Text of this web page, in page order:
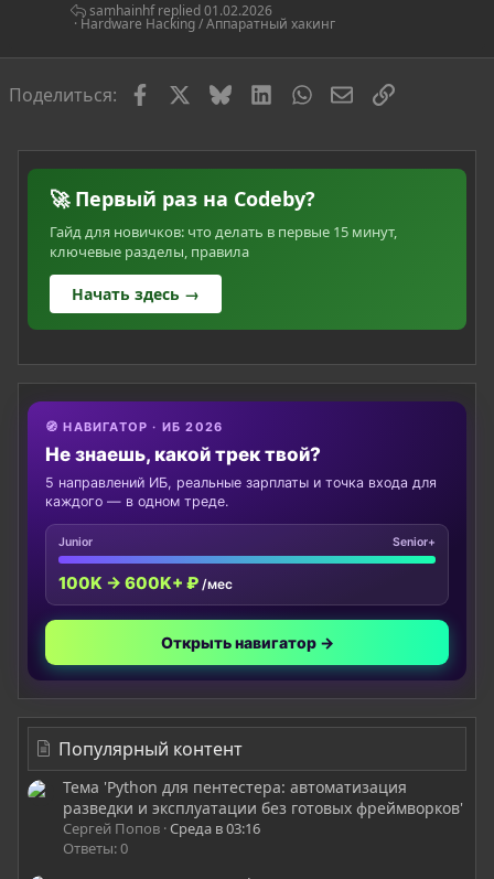
Hardware Hacking / Аппаратный хакинг
01.02.2026
samhainhf
Поделиться: FacebookBlueskyLinkedInWhatsAppЭлектронная
Ссылка
🚀 Первый раз на Codeby?
Гайд для новичков: что делать в первые 15 минут,
ключевые разделы, правила
Начать здесь →
🧭 НАВИГАТОР · ИБ 2026
Не знаешь, какой трек твой?
5 направлений ИБ, реальные зарплаты и точка входа для
каждого — в одном треде.
Junior Senior+
100K → 600K+ ₽ /мес
Открыть навигатор →
Популярный контент
Тема 'Python для пентестера: автоматизация
разведки и эксплуатации без готовых фреймворков'
Сергей Попов Среда в 03:16
Ответы: 0